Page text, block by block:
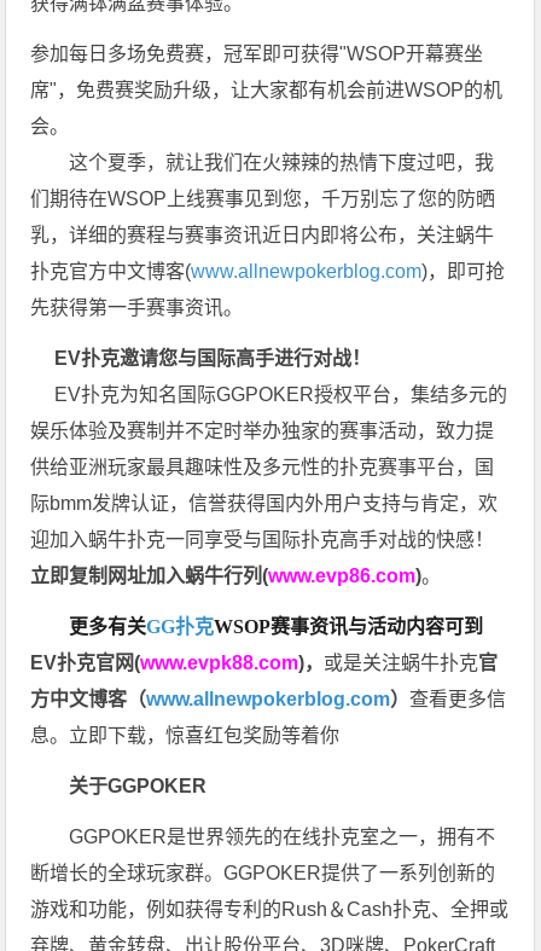
参加每日多场免费赛，冠军即可获得"WSOP开幕赛坐
席"，免费赛奖励升级，让大家都有机会前进WSOP的机
会。
这个夏季，就让我们在火辣辣的热情下度过吧，我
们期待在WSOP上线赛事见到您，千万别忘了您的防晒
乳，详细的赛程与赛事资讯近日内即将公布，关注蜗牛
扑克官方中文博客(www.allnewpokerblog.com)，即可抢
先获得第一手赛事资讯。
EV扑克邀请您与国际高手进行对战！
EV扑克为知名国际GGPOKER授权平台，集结多元的
娱乐体验及赛制并不定时举办独家的赛事活动，致力提
供给亚洲玩家最具趣味性及多元性的扑克赛事平台，国
际bmm发牌认证，信誉获得国内外用户支持与肯定，欢
迎加入蜗牛扑克一同享受与国际扑克高手对战的快感！
立即复制网址加入蜗牛行列(www.evp86.com)。
更多有关GG扑克WSOP赛事资讯与活动内容可到
EV扑克官网(www.evpk88.com)， 或是关注蜗牛扑克官
方中文博客（www.allnewpokerblog.com）查看更多信
息。立即下载，惊喜红包奖励等着你
关于GGPOKER
GGPOKER是世界领先的在线扑克室之一，拥有不
断增长的全球玩家群。GGPOKER提供了一系列创新的
游戏和功能，例如获得专利的Rush＆Cash扑克、全押或
弃牌、黄金转盘、出让股份平台、3D咪牌、PokerCraft